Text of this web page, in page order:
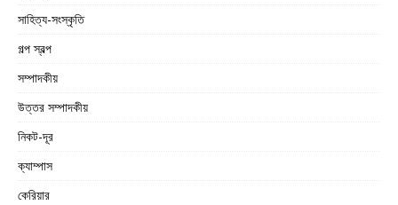
সাহিত্য-সংস্কৃতি
গল্প স্বল্প
সম্পাদকীয়
উত্তর সম্পাদকীয়
নিকট-দূর
ক্যাম্পাস
কেরিয়ার